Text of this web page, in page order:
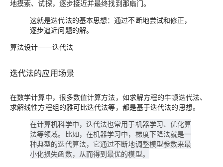
地摸索、试探，逐步接近并最终找到那扇门。
这就是迭代法的基本思想：通过不断地尝试和修正，
逐步逼近问题的解。
算法设计——迭代法
迭代法的应用场景
在数学计算中，很多数值计算方法，如求解方程的牛顿迭代法、
求解线性方程组的雅可比迭代法等，都是基于迭代法的思想。
在计算机科学中，迭代法也常用于机器学习、优化算
法等领域。比如，在机器学习中，梯度下降法就是一
种典型的迭代算法，它通过不断地调整模型参数来最
小化损失函数，从而得到最优的模型。